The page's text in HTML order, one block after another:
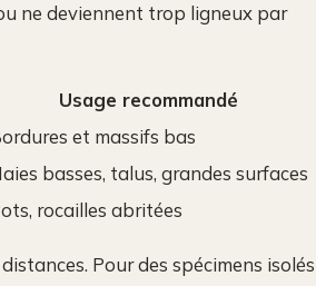
ne deviennent trop ligneux par
Usage recommandé
et massifs bas
basses, talus, grandes surfaces
rocailles abritées
Pour des spécimens isolés